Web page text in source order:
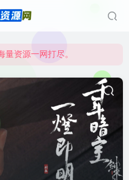
量资源一网打尽。
差 + 见识各种项目 + 提升网创认知。
资源一网打尽。
息差 + 见识各种项目 + 提升网创认知。